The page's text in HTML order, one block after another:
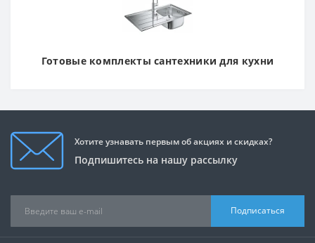
Готовые комплекты сантехники для кухни
Хотите узнавать первым об акциях и скидках?
Подпишитесь на нашу рассылку
Подписаться